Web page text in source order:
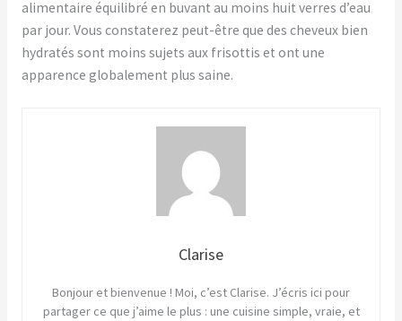
alimentaire équilibré en buvant au moins huit verres d’eau
par jour. Vous constaterez peut-être que des cheveux bien
hydratés sont moins sujets aux frisottis et ont une
apparence globalement plus saine.
Clarise
Bonjour et bienvenue ! Moi, c’est Clarise. J’écris ici pour
partager ce que j’aime le plus : une cuisine simple, vraie, et